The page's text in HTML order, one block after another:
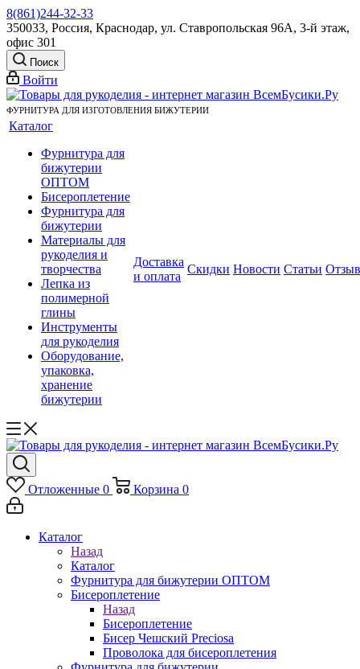
8(861)244-32-33
350033, Россия, Краснодар, ул. Ставропольская 96А, 3-й этаж,
офис 301
Поиск
Войти
ФУРНИТУРА ДЛЯ ИЗГОТОВЛЕНИЯ БИЖУТЕРИИ
Каталог
Фурнитура для
бижутерии
ОПТОМ
Бисероплетение
Фурнитура для
бижутерии
Материалы для
рукоделия и
творчества
Лепка из
полимерной
глины
Инструменты
для рукоделия
Оборудование,
упаковка,
хранение
бижутерии
Доставка
и оплата
Скидки Новости Статьи
Отложенные 0 Корзина 0
Каталог
Назад
Каталог
Фурнитура для бижутерии ОПТОМ
Бисероплетение
Назад
Бисероплетение
Бисер Чешский Preciosa
Проволока для бисероплетения